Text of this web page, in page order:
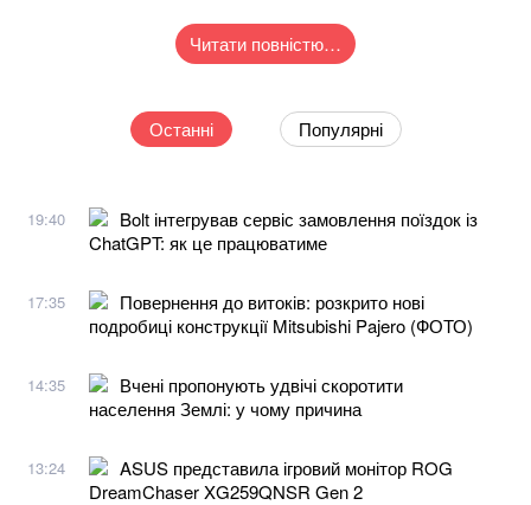
Читати повністю…
Останні Популярні
19:40
Bolt інтегрував сервіс замовлення поїздок із
ChatGPT: як це працюватиме
17:35
Повернення до витоків: розкрито нові
подробиці конструкції Mitsubishi Pajero (ФОТО)
14:35
Вчені пропонують удвічі скоротити
населення Землі: у чому причина
13:24
ASUS представила ігровий монітор ROG
DreamChaser XG259QNSR Gen 2